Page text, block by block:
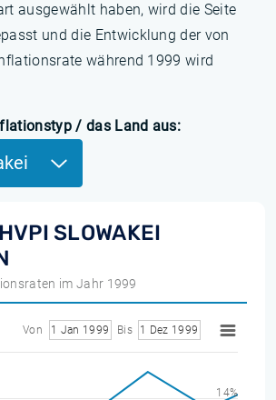
ausgewählt haben, wird die Seite
und die Entwicklung der von
während 1999 wird
/ das Land aus:
SLOWAKEI
im Jahr 1999
Von 1 Jan 1999 Bis 1 Dez 1999
14%